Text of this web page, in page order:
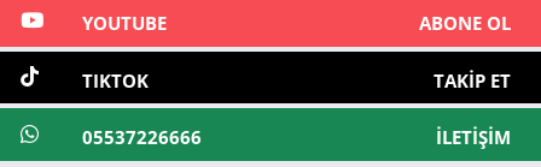
YOUTUBE ABONE OL
TIKTOK TAKIP ET
05537226666 İLETIŞIM